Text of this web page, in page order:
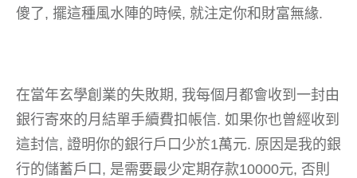
傻了, 擺這種風水陣的時候, 就注定你和財富無緣.
在當年玄學創業的失敗期, 我每個月都會收到一封由
銀行寄來的月結單手續費扣帳信. 如果你也曾經收到
這封信, 證明你的銀行戶口少於1萬元. 原因是我的銀
行的儲蓄戶口, 是需要最少定期存款10000元, 否則